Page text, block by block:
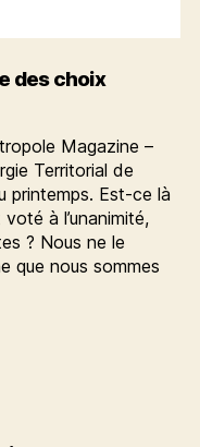
des choix
Magazine –
Territorial de
printemps. Est-ce là
à l’unanimité,
? Nous ne le
que nous sommes